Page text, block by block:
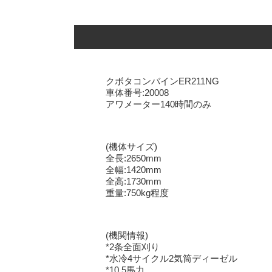
クボタコンバインER211NG
車体番号:20008
アワメーター140時間のみ
(機体サイズ)
全長:2650mm
全幅:1420mm
全高:1730mm
重量:750kg程度
(機関情報)
*2条全面刈り
*水冷4サイクル2気筒ディーゼル